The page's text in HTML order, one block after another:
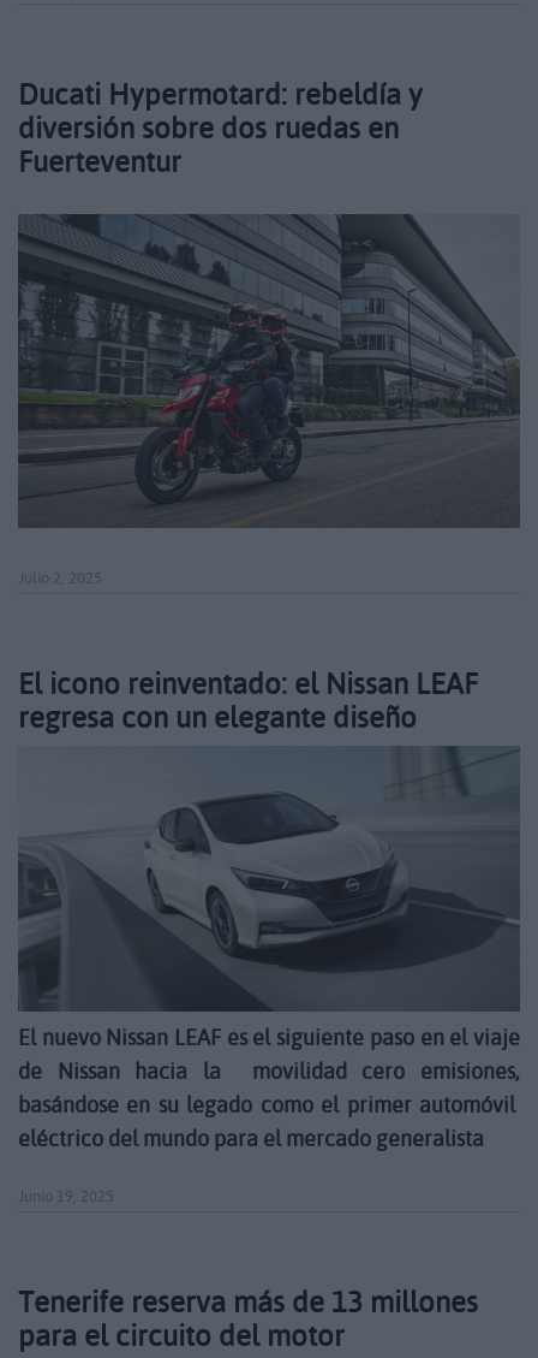
Ducati Hypermotard: rebeldía y
diversión sobre dos ruedas en
Fuerteventur
Julio 2, 2025
El icono reinventado: el Nissan LEAF
regresa con un elegante diseño
El nuevo Nissan LEAF es el siguiente paso en el viaje
de Nissan hacia la movilidad cero emisiones,
basándose en su legado como el primer automóvil
eléctrico del mundo para el mercado generalista
Junio 19, 2025
Tenerife reserva más de 13 millones
para el circuito del motor